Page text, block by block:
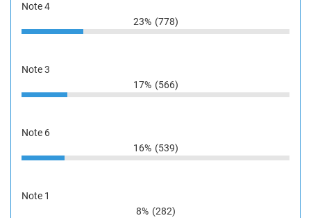
Note 4
23% (778)
Note 3
17% (566)
Note 6
16% (539)
Note 1
8% (282)